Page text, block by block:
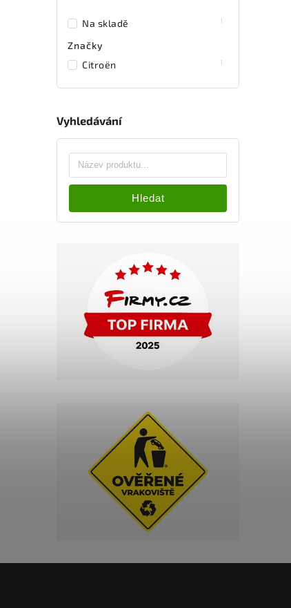
Na skladě 1
Značky
Citroën
1
Vyhledávání
Hledat